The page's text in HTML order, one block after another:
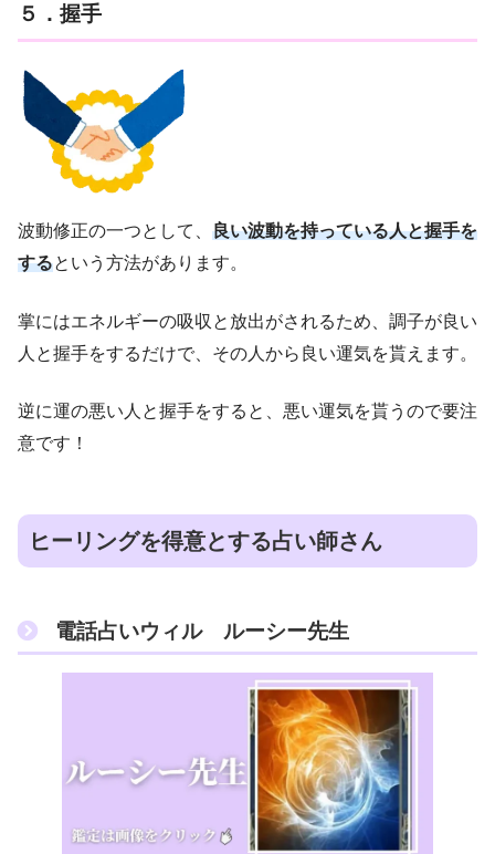
５．握手
波動修正の一つとして、 良い波動を持っている人と握手を
するという方法があります。
掌にはエネルギーの吸収と放出がされるため、調子が良い
人と握手をするだけで、その人から良い運気を貰えます。
逆に運の悪い人と握手をすると、悪い運気を貰うので要注
意です！
ヒーリングを得意とする占い師さん
電話占いウィル ルーシー先生